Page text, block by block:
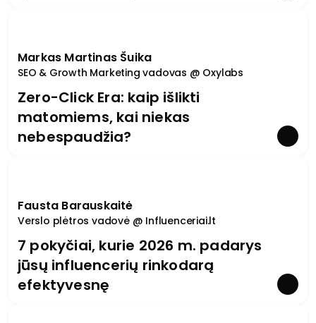
Markas Martinas Šuika
SEO & Growth Marketing vadovas @ Oxylabs
Zero-Click Era: kaip išlikti
matomiems, kai niekas
nebespaudžia?
Fausta Barauskaitė
Verslo plėtros vadovė @ Influenceriai.lt
7 pokyčiai, kurie 2026 m. padarys
jūsų influencerių rinkodarą
efektyvesnę